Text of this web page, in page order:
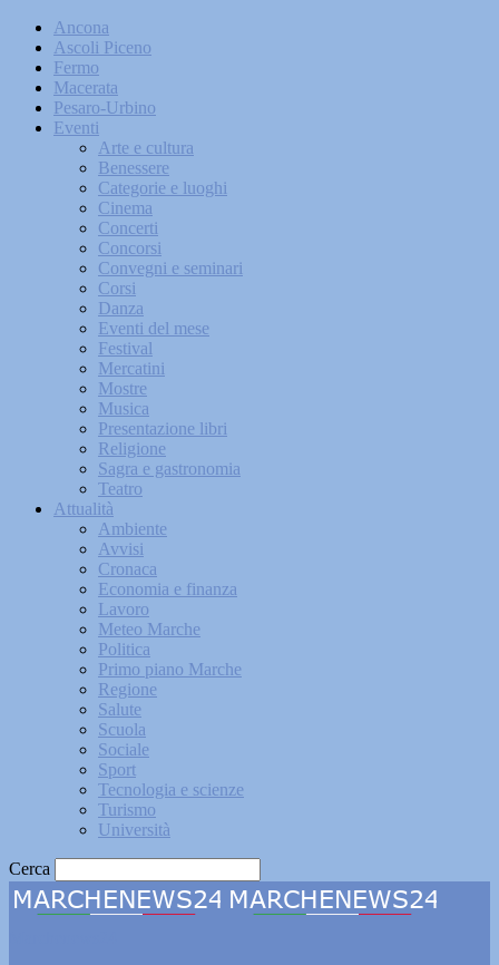
Ancona
Ascoli Piceno
Fermo
Macerata
Pesaro-Urbino
Eventi
Arte e cultura
Benessere
Categorie e luoghi
Cinema
Concerti
Concorsi
Convegni e seminari
Corsi
Danza
Eventi del mese
Festival
Mercatini
Mostre
Musica
Presentazione libri
Religione
Sagra e gastronomia
Teatro
Attualità
Ambiente
Avvisi
Cronaca
Economia e finanza
Lavoro
Meteo Marche
Politica
Primo piano Marche
Regione
Salute
Scuola
Sociale
Sport
Tecnologia e scienze
Turismo
Università
Cerca